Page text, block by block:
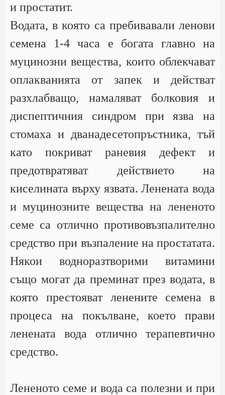
и простатит.
Водата, в която са пребивавали ленови
семена 1-4 часа е богата главно на
муцинозни вещества, които облекчават
оплакванията от запек и действат
разхлабващо, намаляват болковия и
диспептичния синдром при язва на
стомаха и дванадесетопръстника, тъй
като покриват раневия дефект и
предотвратяват действието на
киселината върху язвата. Ленената вода
и муцинозните вещества на лененото
семе са отлично противовъзпалително
средство при възпаление на простатата.
Някои водноразтворими витамини
също могат да преминат през водата, в
която престояват ленените семена в
процеса на покълване, което прави
ленената вода отлично терапевтично
средство.
Лененото семе и вода са полезни и при